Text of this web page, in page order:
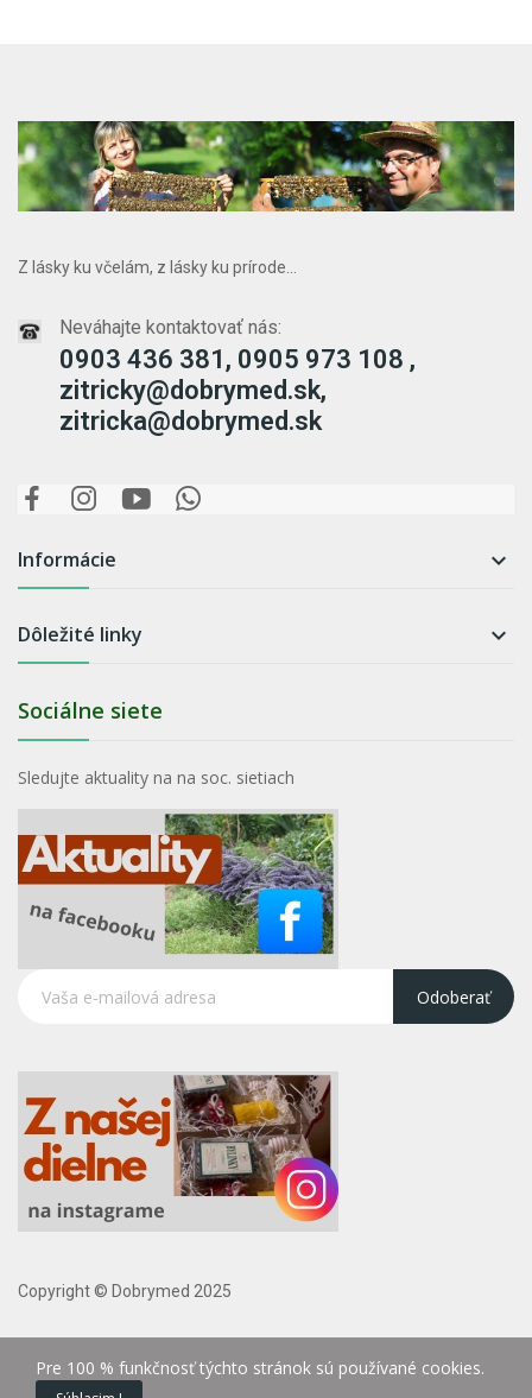
Z lásky ku včelám, z lásky ku prírode...
Neváhajte kontaktovať nás:
0903 436 381, 0905 973 108 ,
zitricky@dobrymed.sk,
zitricka@dobrymed.sk
Informácie 
Dôležité linky 
Sociálne siete
Sledujte aktuality na na soc. sietiach
Odoberať
Copyright © Dobrymed 2025
Pre 100 % funkčnosť týchto stránok sú používané cookies.